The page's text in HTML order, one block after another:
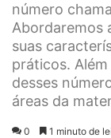
número
Abordaremos
suas
práticos.
desses
áreas da
0 1 minuto de